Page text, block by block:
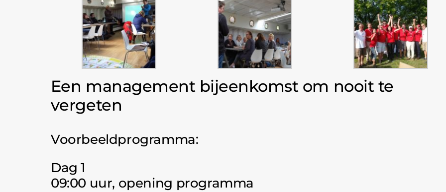
Een management bijeenkomst om nooit te
vergeten
Voorbeeldprogramma:
Dag 1
09:00 uur, opening programma